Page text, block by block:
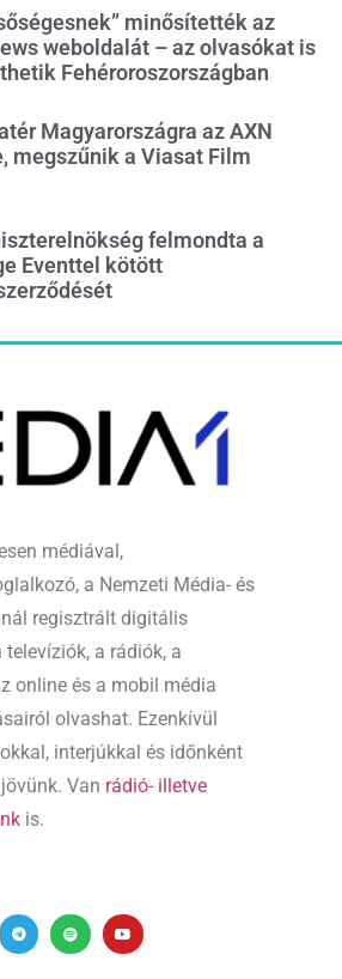
minősítették az
weboldalát – az olvasókat is
Fehéroroszországban
Magyarországra az AXN
megszűnik a Viasat Film
felmondta a
Eventtel kötött
médiával,
a Nemzeti Média- és
regisztrált digitális
a rádiók, a
online és a mobil média
olvashat. Ezenkívül
interjúkkal és időnként
Van rádió- illetve
is.